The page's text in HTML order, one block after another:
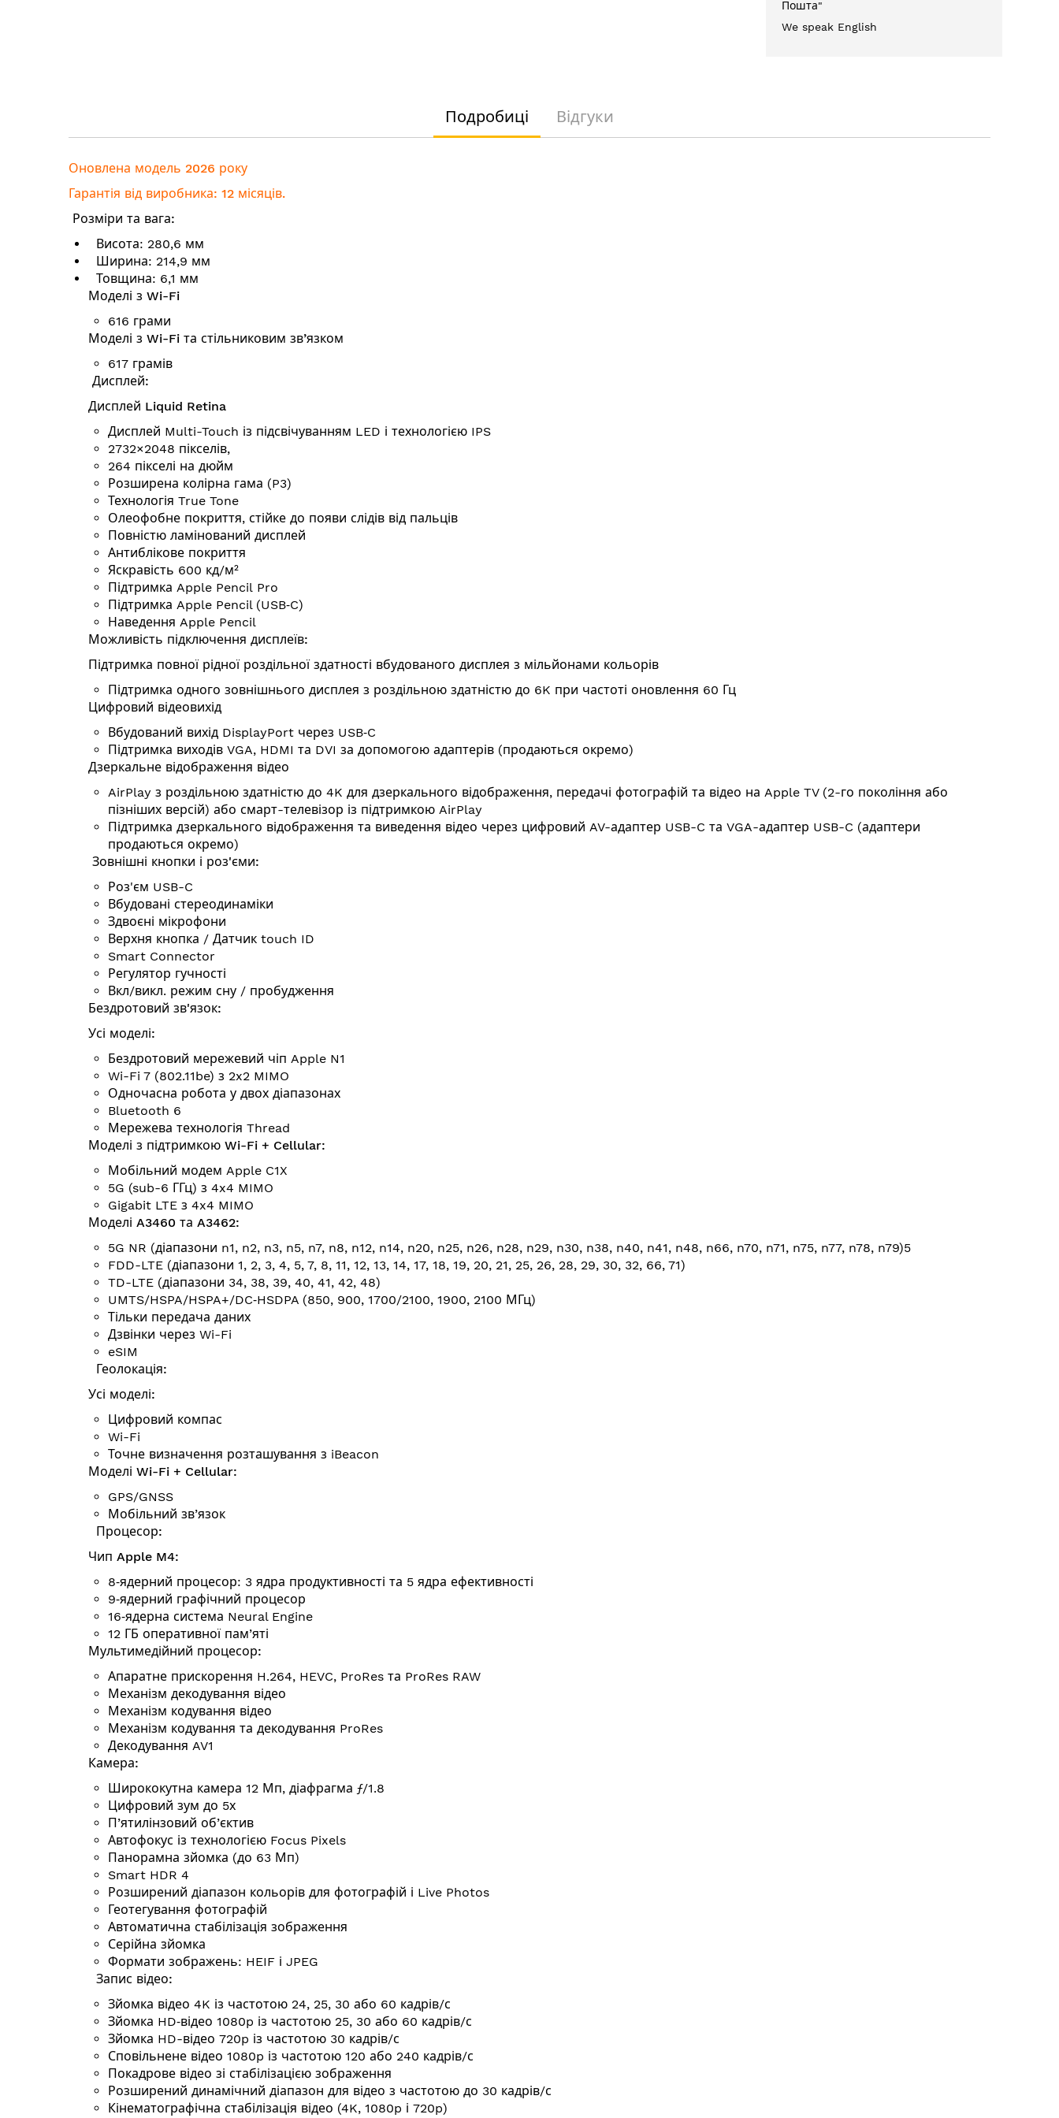
Пошта"
We speak English
Подробиці
Оновлена модель 2026 року
Гарантія від виробника: 12 місяців.
Розміри та вага:
Висота: 280,6 мм
Ширина: 214,9 мм
Товщина: 6,1 мм
Моделі з Wi-Fi
616 грами
Моделі з Wi-Fi та стільниковим зв’язком
617 грамів
Дисплей:
Дисплей Liquid Retina
Дисплей Multi-Touch із підсвічуванням LED і технологією IPS
2732×2048 пікселів,
264 пікселі на дюйм
Розширена колірна гама (P3)
Технологія True Tone
Олеофобне покриття, стійке до появи слідів від пальців
Повністю ламінований дисплей
Антиблікове покриття
Яскравість 600 кд/⁠м²
Підтримка Apple Pencil Pro
Підтримка Apple Pencil (USB‑C)
Наведення Apple Pencil
Можливість підключення дисплеїв:
Підтримка повної рідної роздільної здатності вбудованого дисплея з мільйонами кольорів
Підтримка одного зовнішнього дисплея з роздільною здатністю до 6K при частоті оновлення 60 Гц
Цифровий відеовихід
Вбудований вихід DisplayPort через USB‑C
Підтримка виходів VGA, HDMI та DVI за допомогою адаптерів (продаються окремо)
Дзеркальне відображення відео
AirPlay з роздільною здатністю до 4K для дзеркального відображення, передачі фотографій та відео на Apple TV (2-го покоління або
пізніших версій) або смарт-телевізор із підтримкою AirPlay
Підтримка дзеркального відображення та виведення відео через цифровий AV-адаптер USB-C та VGA-адаптер USB-C (адаптери
продаються окремо)
Зовнішні кнопки і роз'єми:
Роз'єм USB-C
Вбудовані стереодинаміки
Здвоєні мікрофони
Верхня кнопка / Датчик touch ID
Smart Connector
Регулятор гучності
Вкл/викл. режим сну / пробудження
Бездротовий зв'язок:
Усі моделі:
Бездротовий мережевий чіп Apple N1
Wi-Fi 7 (802.11be) з 2x2 MIMO
Одночасна робота у двох діапазонах
Bluetooth 6
Мережева технологія Thread
Моделі з підтримкою Wi-Fi + Cellular:
Мобільний модем Apple C1X
5G (sub-6 ГГц) з 4x4 MIMO
Gigabit LTE з 4x4 MIMO
Моделі A3460 та A3462:
5G NR (діапазони n1, n2, n3, n5, n7, n8, n12, n14, n20, n25, n26, n28, n29, n30, n38, n40, n41, n48, n66, n70, n71, n75, n77, n78, n79)5
FDD-LTE (діапазони 1, 2, 3, 4, 5, 7, 8, 11, 12, 13, 14, 17, 18, 19, 20, 21, 25, 26, 28, 29, 30, 32, 66, 71)
TD-LTE (діапазони 34, 38, 39, 40, 41, 42, 48)
UMTS/HSPA/HSPA+/DC‑HSDPA (850, 900, 1700/2100, 1900, 2100 МГц)
Тільки передача даних
Дзвінки через Wi-Fi
eSIM
Геолокація:
Усі моделі:
Цифровий компас
Wi-Fi
Точне визначення розта­шу­вання з iBeacon
Моделі Wi-Fi + Cellular:
GPS/GNSS
Мобільний зв’язок
Процесор:
Чип Apple M4:
8‑ядерний процесор: 3 ядра продуктивності та 5 ядра ефективності
9‑ядерний графічний процесор
16‑ядерна система Neural Engine
12 ГБ оперативної пам’яті
Мульти­медій­ний процесор:
Апаратне прискорення H.264, HEVC, ProRes та ProRes RAW
Механізм декодування відео
Механізм кодування відео
Механізм кодування та декодування ProRes
Декодування AV1
Камера:
Ширококутна камера 12 Мп, діафрагма ƒ/1.8
Цифровий зум до 5х
П’ятилінзовий об’єктив
Автофокус із технологією Focus Pixels
Панорамна зйомка (до 63 Мп)
Smart HDR 4
Розширений діапазон кольорів для фотографій і Live Photos
Геотегування фотографій
Автоматична стабілізація зображення
Серійна зйомка
Формати зображень: HEIF і JPEG
Запис відео:
Зйомка відео 4K із частотою 24, 25, 30 або 60 кадрів/с
Зйомка HD‑відео 1080p із частотою 25, 30 або 60 кадрів/с
Зйомка HD-відео 720p із частотою 30 кадрів/с
Сповільнене відео 1080p із частотою 120 або 240 кадрів/с
Покадрове відео зі стабілізацією зображення
Розширений динамічний діапазон для відео з частотою до 30 кадрів/с
Кінемато­графічна стабілізація відео (4K, 1080p і 720p)
Відгуки